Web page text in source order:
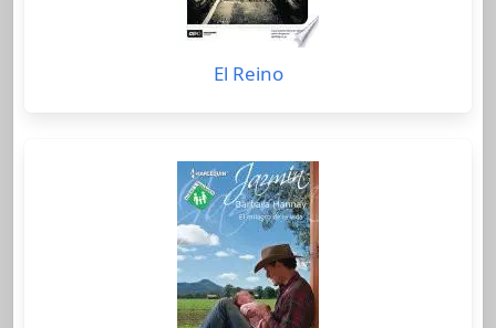
El Reino